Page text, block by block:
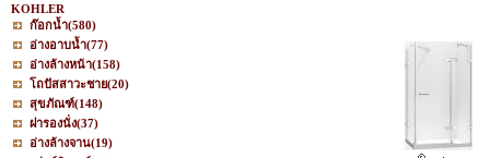
KOHLER
ก๊อกน้ำ(580)
อ่างอาบน้ำ(77)
อ่างล้างหน้า(158)
โถปัสสาวะชาย(20)
สุขภัณฑ์(148)
ฝารองนั่ง(37)
อ่างล้างจาน(19)